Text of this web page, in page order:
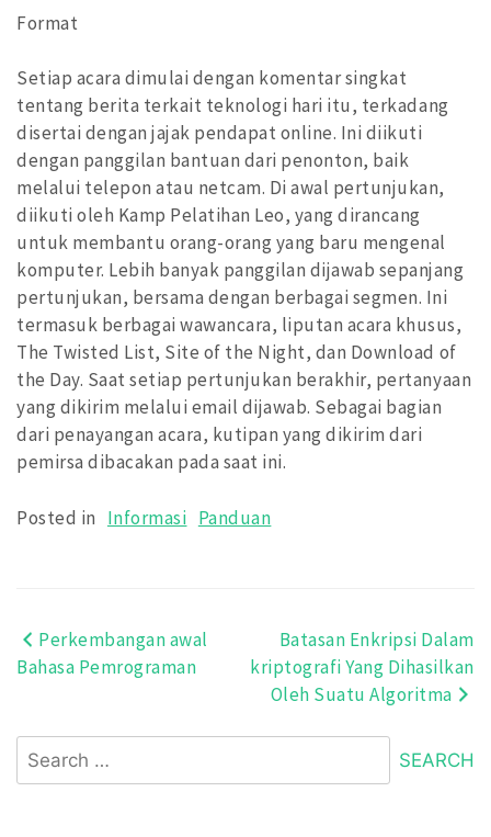
Format
Setiap acara dimulai dengan komentar singkat
tentang berita terkait teknologi hari itu, terkadang
disertai dengan jajak pendapat online. Ini diikuti
dengan panggilan bantuan dari penonton, baik
melalui telepon atau netcam. Di awal pertunjukan,
diikuti oleh Kamp Pelatihan Leo, yang dirancang
untuk membantu orang-orang yang baru mengenal
komputer. Lebih banyak panggilan dijawab sepanjang
pertunjukan, bersama dengan berbagai segmen. Ini
termasuk berbagai wawancara, liputan acara khusus,
The Twisted List, Site of the Night, dan Download of
the Day. Saat setiap pertunjukan berakhir, pertanyaan
yang dikirim melalui email dijawab. Sebagai bagian
dari penayangan acara, kutipan yang dikirim dari
pemirsa dibacakan pada saat ini.
Posted in Informasi Panduan
Post
navigation
Perkembangan awal
Bahasa Pemrograman
Batasan Enkripsi Dalam
kriptografi Yang Dihasilkan
Oleh Suatu Algoritma
Search
for: